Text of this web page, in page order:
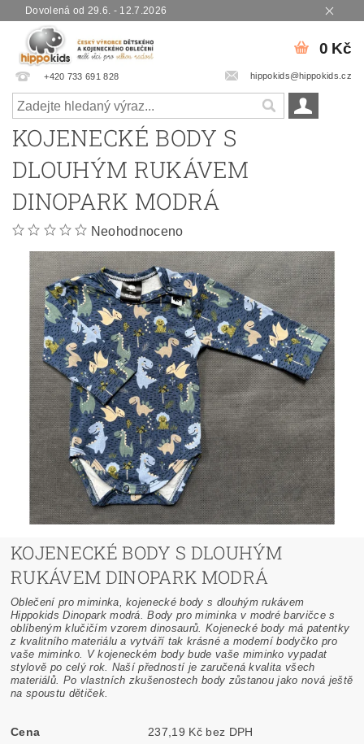
Dovolená od 29.6. - 12.7.2026
+420 733 691 828 hippokids@hippokids.cz
0 Kč
KOJENECKÉ BODY S
DLOUHÝM RUKÁVEM
DINOPARK MODRÁ
Neohodnoceno
KOJENECKÉ BODY S DLOUHÝM
RUKÁVEM DINOPARK MODRÁ
Oblečení pro miminka, kojenecké body s dlouhým rukávem
Hippokids Dinopark modrá. Body pro miminka v modré barvičce s
oblíbeným klučičím vzorem dinosaurů. Kojenecké body má patentky
z kvalitního materiálu a vytváří tak krásné a moderní bodyčko pro
vaše miminko. V kojeneckém body bude vaše miminko vypadat
stylově po celý rok. Naší předností je zaručená kvalita všech
materiálů. Po vlastních zkušenostech body zůstanou jako nová ještě
na spoustu dětiček.
Cena 237,19 Kč bez DPH